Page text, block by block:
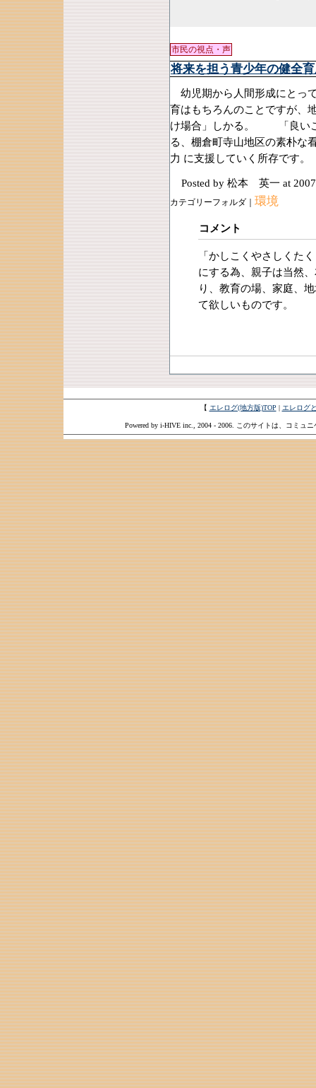
市民の視点・声
将来を担う青少年の健全
幼児期から人間形成にとっ
育はもちろんのことですが、
け場合」しかる。 「良いこ
る、棚倉町寺山地区の素朴
力 に支援していく所存です。
Posted by 松本 英一 at
カテゴリーフォルダ｜ 環境
コメント
「かしこくやさしくた
にする為、親子は当然
り、教育の場、家庭、
て欲しいものです。
【 エレログ(地方版)TOP | エレログ
Powered by i-HIVE inc., 2004 - 2006. このサイトは、コミュ